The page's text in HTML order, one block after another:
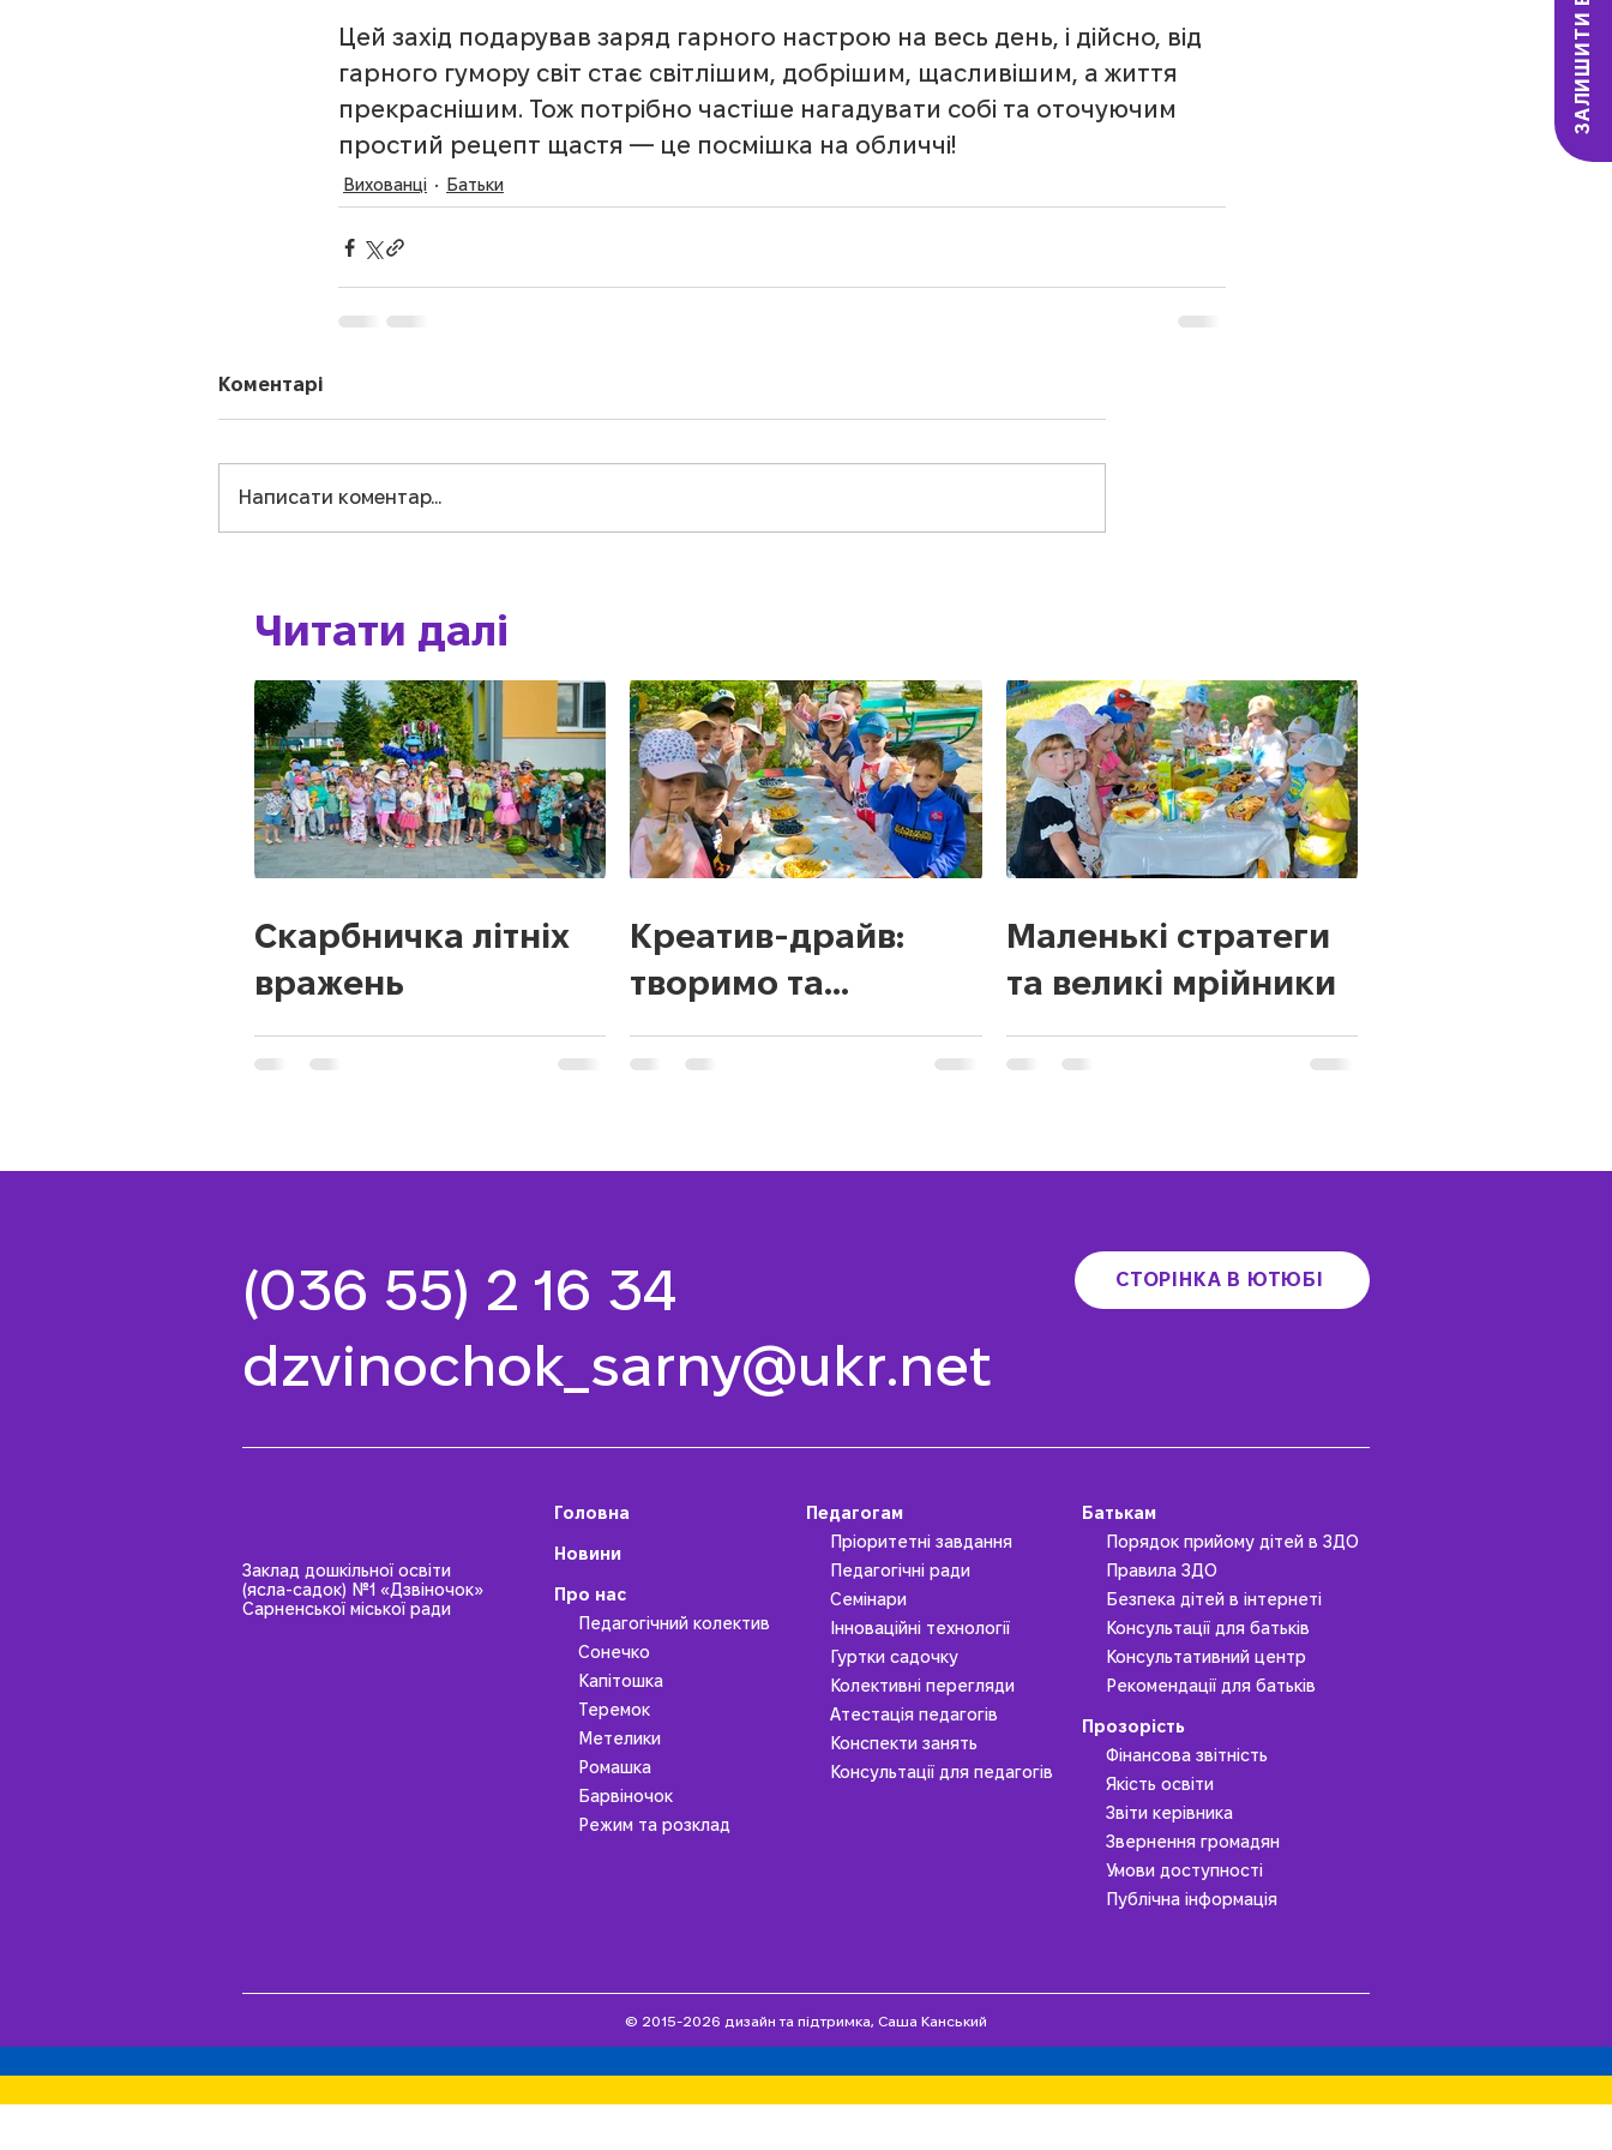
Цей захід подарував заряд гарного настрою на весь день, і дійсно, від
гарного гумору світ стає світлішим, добрішим, щасливішим, а життя
прекраснішим. Тож потрібно частіше нагадувати собі та оточуючим
простий рецепт щастя — це посмішка на обличчі!
Вихованці Батьки
Коментарі
Написати коментар...
Читати далі
Скарбничка літніх
вражень
Креатив-драйв:
творимо та
вигадуємо!
Маленькі стратеги
та великі мрійники
(036 55) 2 16 34 СТОРІНКА В ЮТЮБІ
dzvinochok_sarny@ukr.net
Заклад дошкільної освіти
(ясла-садок) №1 «Дзвіночок»
Сарненської міської ради
Головна
Новини
Про нас
Педагогічний колектив
Сонечко
Капітошка
Теремок
Метелики
Ромашка
Барвіночок
Режим та розклад
Педагогам
Пріоритетні завдання
Педагогічні ради
Семінари
Інноваційні технології
Гуртки садочку
Колективні перегляди
Атестація педагогів
Конспекти занять
Консультації для педагогів
Батькам
Порядок прийому дітей в ЗДО
Правила ЗДО
Безпека дітей в інтернеті
Консультації для батьків
Консультативний центр
Рекомендації для батьків
Прозорість
Фінансова звітність
Якість освіти
Звіти керівника
Звернення громадян
Умови доступності
Публічна інформація
© 2015-2026 дизайн та підтримка, Саша Канський